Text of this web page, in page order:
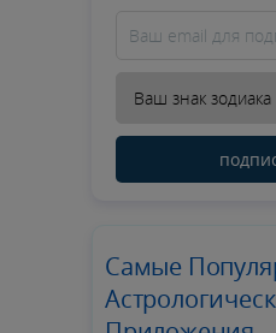
Самые